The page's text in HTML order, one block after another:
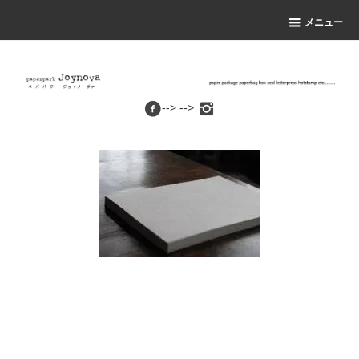
メニュー
--> -->